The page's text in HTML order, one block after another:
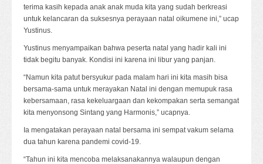
terima kasih kepada anak anak muda kita yang sudah berkreasi
untuk kelancaran da suksesnya perayaan natal oikumene ini,” ucap
Yustinus.
Yustinus menyampaikan bahwa peserta natal yang hadir kali ini
tidak begitu banyak. Kondisi ini karena ini libur yang panjan.
“Namun kita patut bersyukur pada malam hari ini kita masih bisa
bersama-sama untuk merayakan Natal ini dengan memupuk rasa
kebersamaan, rasa kekeluargaan dan kekompakan serta semangat
kita menyonsong Sintang yang Harmonis,” ucapnya.
Ia mengatakan perayaan natal bersama ini sempat vakum selama
dua tahun karena pandemi covid-19.
“Tahun ini kita mencoba melaksanakannya walaupun dengan